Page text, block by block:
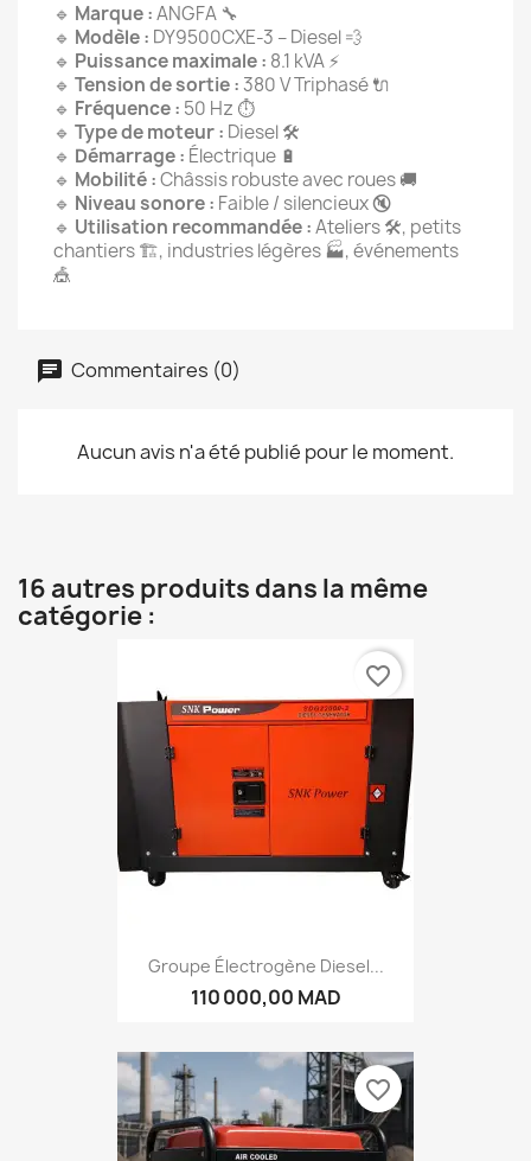
🔹 Marque :ANGFA 🔧
🔹 Modèle : DY9500CXE-3 – Diesel 💨
🔹 Puissance maximale : 8.1 kVA ⚡
🔹 Tension de sortie :380 V Triphasé 🔌
🔹 Fréquence : 50 Hz ⏱️
🔹 Type de moteur : Diesel 🛠️
🔹 Démarrage : Électrique 🔋
🔹 Mobilité :Châssis robuste avec roues 🚚
🔹 Niveau sonore : Faible / silencieux 🔇
🔹 Utilisation recommandée :Ateliers 🛠️, petits
chantiers 🏗️, industries légères 🏭, événements
🎪
Commentaires (0)
Aucun avis n'a été publié pour le moment.
16 autres produits dans la même
catégorie :
Groupe Électrogène Diesel...
110 000,00 MAD
favorite_border
favorite_border